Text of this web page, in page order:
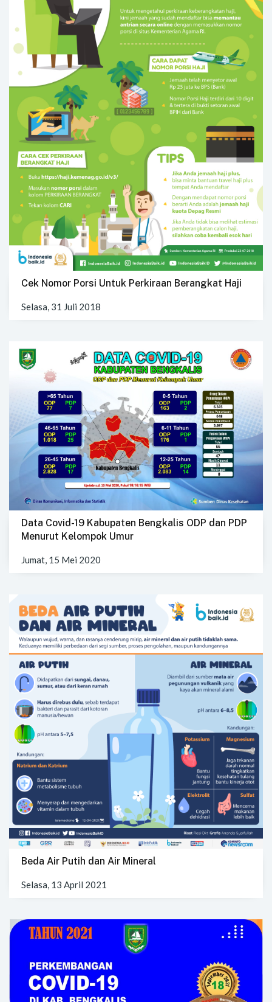
Cek Nomor Porsi Untuk Perkiraan Berangkat Haji
Selasa, 31 Juli 2018
Data Covid-19 Kabupaten Bengkalis ODP dan PDP
Menurut Kelompok Umur
Jumat, 15 Mei 2020
Beda Air Putih dan Air Mineral
Selasa, 13 April 2021